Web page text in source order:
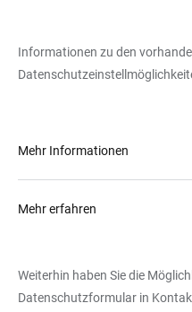
Informationen zu den
Mehr Informationen
Mehr erfahren
Weiterhin haben Sie die
Datenschutzformular in